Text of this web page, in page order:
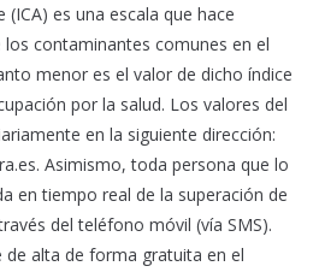
(ICA) es una escala que hace
contaminantes comunes en el
menor es el valor de dicho índice
por la salud. Los valores del
en la siguiente dirección:
Asimismo, toda persona que lo
en tiempo real de la superación de
del teléfono móvil (vía SMS).
de alta de forma gratuita en el